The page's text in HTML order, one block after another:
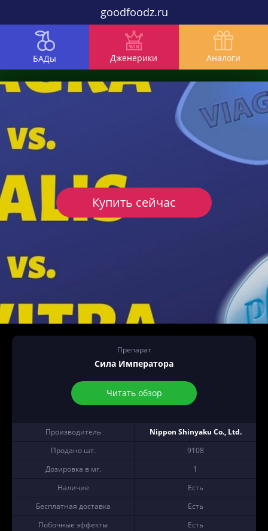
goodfoodz.ru
БАДы Дженерики Аналоги
Препарат
Сила Императора
Читать обзор
Производитель
Nippon Shinyaku Co., Ltd.
Продано шт.
9108
Дозировка в мг.
1
Наличие
Есть
Бесплатная доставка
Есть
Побочные эффекты
Есть
Купить сейчас